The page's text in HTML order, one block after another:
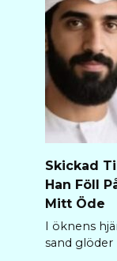
Skickad
Han Föll
Mitt Öde
I öknens
sand glöder